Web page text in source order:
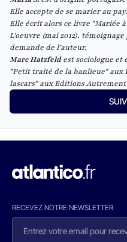
Elle accepte de se marier au
Elle écrit alors ce livre "Mariée
L'oeuvre (mai 2012),
demande de l’auteur.
Marc Hatzfeldest sociologue et
"Petit traité de la banlieue" aux
lascars" aux Editions Autrement
RECEVEZ NOTRE NEWSLETTER